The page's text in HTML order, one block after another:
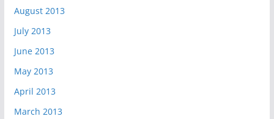
August 2013
July 2013
June 2013
May 2013
April 2013
March 2013